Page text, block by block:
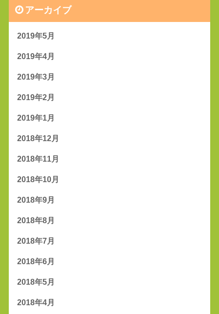
アーカイブ
2019年5月
2019年4月
2019年3月
2019年2月
2019年1月
2018年12月
2018年11月
2018年10月
2018年9月
2018年8月
2018年7月
2018年6月
2018年5月
2018年4月